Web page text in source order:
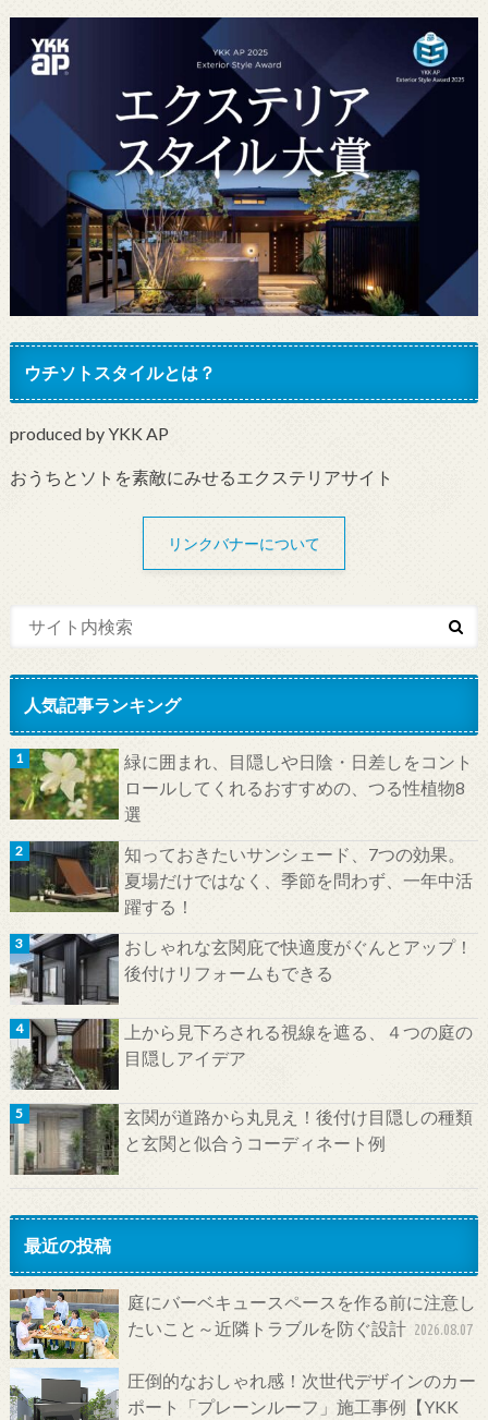
ウチソトスタイルとは？
produced by YKK AP
おうちとソトを素敵にみせるエクステリアサイト
リンクバナーについて
人気記事ランキング
緑に囲まれ、目隠しや日陰・日差しをコント
ロールしてくれるおすすめの、つる性植物8
選
知っておきたいサンシェード、7つの効果。
夏場だけではなく、季節を問わず、一年中活
躍する！
おしゃれな玄関庇で快適度がぐんとアップ！
後付けリフォームもできる
上から見下ろされる視線を遮る、４つの庭の
目隠しアイデア
玄関が道路から丸見え！後付け目隠しの種類
と玄関と似合うコーディネート例
最近の投稿
庭にバーベキュースペースを作る前に注意し
たいこと～近隣トラブルを防ぐ設計 2026.08.07
圧倒的なおしゃれ感！次世代デザインのカー
ポート「プレーンルーフ」施工事例【YKK